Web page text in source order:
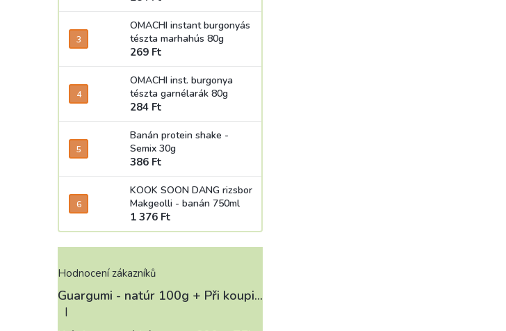
OMACHI instant burgonyás
tészta marhahús 80g
269 Ft
OMACHI inst. burgonya
tészta garnélarák 80g
284 Ft
Banán protein shake -
Semix 30g
386 Ft
KOOK SOON DANG rizsbor
Makgeolli - banán 750ml
1 376 Ft
Hodnocení zákazníků
Guargumi - natúr 100g + Při koupi 12 a více kusů 3% Sleva
A termék értékelése 5-ből 4 csillag.
|